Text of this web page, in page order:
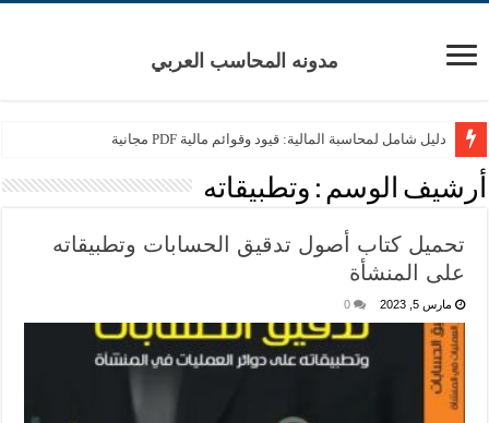
مدونه المحاسب العربي
دليل شامل لمحاسبة المالية: قيود وقوائم مالية PDF مجانية
أرشيف الوسم : وتطبيقاته
تحميل كتاب أصول تدقيق الحسابات وتطبيقاته
على المنشأة
مارس 5, 2023 0